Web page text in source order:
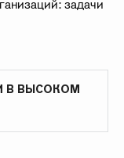
В ВЫСОКОМ